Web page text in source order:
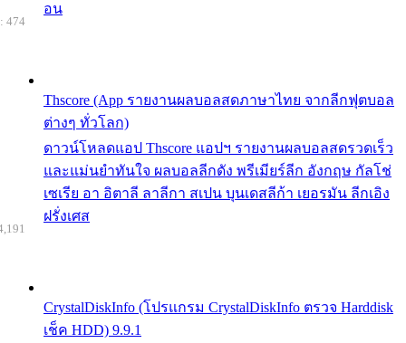
อน
Thscore (App รายงานผลบอลสดภาษาไทย จากลีกฟุตบอล
ต่างๆ ทั่วโลก)
ดาวน์โหลดแอป Thscore แอปฯ รายงานผลบอลสดรวดเร็ว
และแม่นยำทันใจ ผลบอลลีกดัง พรีเมียร์ลีก อังกฤษ กัลโช่
เซเรีย อา อิตาลี ลาลีกา สเปน บุนเดสลีก้า เยอรมัน ลีกเอิง
ฝรั่งเศส
474
CrystalDiskInfo (โปรแกรม CrystalDiskInfo ตรวจ Harddisk
เช็ค HDD) 9.9.1